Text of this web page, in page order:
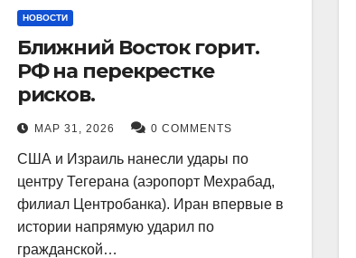
НОВОСТИ
Ближний Восток горит.
РФ на перекрестке
рисков.
МАР 31, 2026 0 COMMENTS
США и Израиль нанесли удары по
центру Тегерана (аэропорт Мехрабад,
филиал Центробанка). Иран впервые в
истории напрямую ударил по
гражданской…